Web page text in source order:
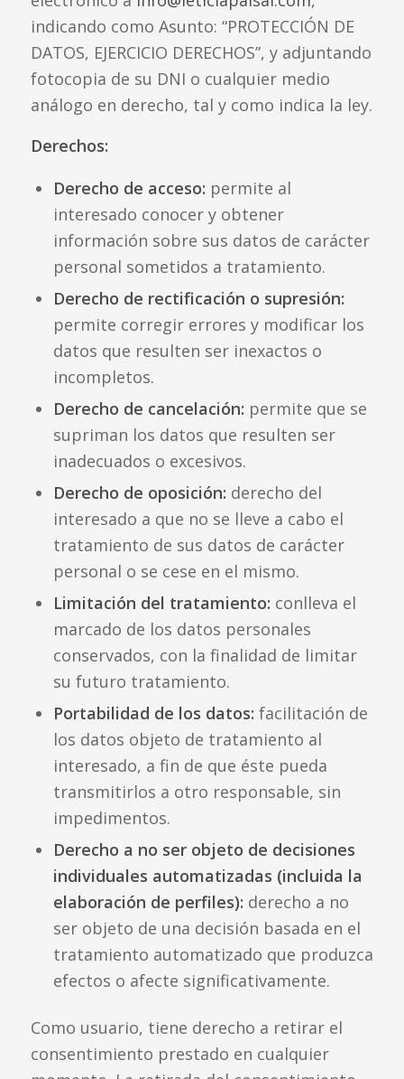
indicando como Asunto: “PROTECCIÓN DE
DATOS, EJERCICIO DERECHOS”, y adjuntando
fotocopia de su DNI o cualquier medio
análogo en derecho, tal y como indica la ley.
Derechos:
Derecho de acceso: permite al
interesado conocer y obtener
información sobre sus datos de carácter
personal sometidos a tratamiento.
Derecho de rectificación o supresión:
permite corregir errores y modificar los
datos que resulten ser inexactos o
incompletos.
Derecho de cancelación: permite que se
supriman los datos que resulten ser
inadecuados o excesivos.
Derecho de oposición: derecho del
interesado a que no se lleve a cabo el
tratamiento de sus datos de carácter
personal o se cese en el mismo.
Limitación del tratamiento: conlleva el
marcado de los datos personales
conservados, con la finalidad de limitar
su futuro tratamiento.
Portabilidad de los datos: facilitación de
los datos objeto de tratamiento al
interesado, a fin de que éste pueda
transmitirlos a otro responsable, sin
impedimentos.
Derecho a no ser objeto de decisiones
individuales automatizadas (incluida la
elaboración de perfiles): derecho a no
ser objeto de una decisión basada en el
tratamiento automatizado que produzca
efectos o afecte significativamente.
Como usuario, tiene derecho a retirar el
consentimiento prestado en cualquier